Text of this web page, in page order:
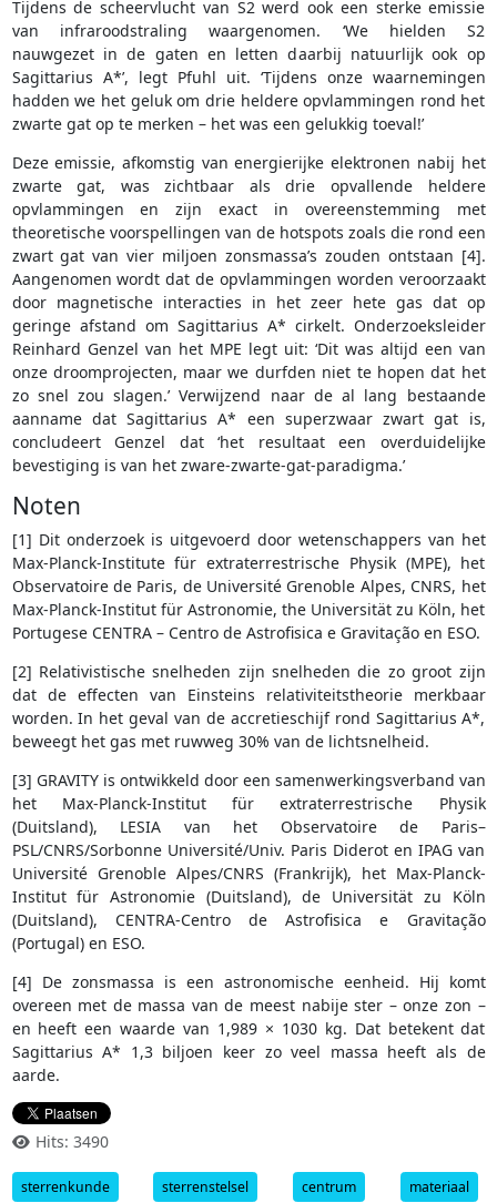
Tijdens de scheervlucht van S2 werd ook een sterke emissie
van infraroodstraling waargenomen. ‘We hielden S2
nauwgezet in de gaten en letten daarbij natuurlijk ook op
Sagittarius A*’, legt Pfuhl uit. ‘Tijdens onze waarnemingen
hadden we het geluk om drie heldere opvlammingen rond het
zwarte gat op te merken – het was een gelukkig toeval!’
Deze emissie, afkomstig van energierijke elektronen nabij het
zwarte gat, was zichtbaar als drie opvallende heldere
opvlammingen en zijn exact in overeenstemming met
theoretische voorspellingen van de hotspots zoals die rond een
zwart gat van vier miljoen zonsmassa’s zouden ontstaan [4].
Aangenomen wordt dat de opvlammingen worden veroorzaakt
door magnetische interacties in het zeer hete gas dat op
geringe afstand om Sagittarius A* cirkelt. Onderzoeksleider
Reinhard Genzel van het MPE legt uit: ‘Dit was altijd een van
onze droomprojecten, maar we durfden niet te hopen dat het
zo snel zou slagen.’ Verwijzend naar de al lang bestaande
aanname dat Sagittarius A* een superzwaar zwart gat is,
concludeert Genzel dat ‘het resultaat een overduidelijke
bevestiging is van het zware-zwarte-gat-paradigma.’
Noten
[1] Dit onderzoek is uitgevoerd door wetenschappers van het
Max-Planck-Institute für extraterrestrische Physik (MPE), het
Observatoire de Paris, de Université Grenoble Alpes, CNRS, het
Max-Planck-Institut für Astronomie, the Universität zu Köln, het
Portugese CENTRA – Centro de Astroﬁsica e Gravitação en ESO.
[2] Relativistische snelheden zijn snelheden die zo groot zijn
dat de effecten van Einsteins relativiteitstheorie merkbaar
worden. In het geval van de accretieschijf rond Sagittarius A*,
beweegt het gas met ruwweg 30% van de lichtsnelheid.
[3] GRAVITY is ontwikkeld door een samenwerkingsverband van
het Max-Planck-Institut für extraterrestrische Physik
(Duitsland), LESIA van het Observatoire de Paris–
PSL/CNRS/Sorbonne Université/Univ. Paris Diderot en IPAG van
Université Grenoble Alpes/CNRS (Frankrijk), het Max-Planck-
Institut für Astronomie (Duitsland), de Universität zu Köln
(Duitsland), CENTRA-Centro de Astrofisica e Gravitação
(Portugal) en ESO.
[4] De zonsmassa is een astronomische eenheid. Hij komt
overeen met de massa van de meest nabije ster – onze zon –
en heeft een waarde van 1,989 × 1030 kg. Dat betekent dat
Sagittarius A* 1,3 biljoen keer zo veel massa heeft als de
aarde.
Hits: 3490
sterrenkunde sterrenstelsel centrum materiaal